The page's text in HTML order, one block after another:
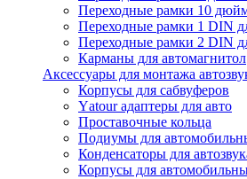
Переходные рамки 10
Переходные рамки 1 DIN
Переходные рамки 2 DIN
Карманы для автомагнитол
Аксессуары для монтажа
Корпусы для сабвуферов
Yаtour адаптеры для авто
Проставочные кольца
Подиумы для
Конденсаторы для
Корпусы для